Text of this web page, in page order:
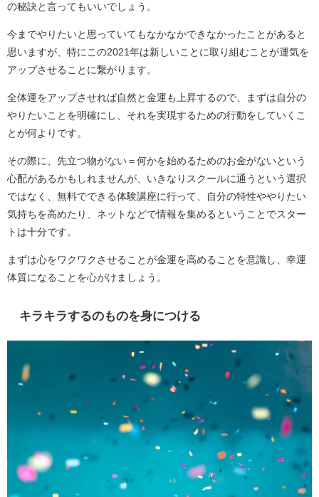
の秘訣と言ってもいいでしょう。
今までやりたいと思っていてもなかなかできなかったことがあると
思いますが、特にこの2021年は新しいことに取り組むことが運気を
アップさせることに繋がります。
全体運をアップさせれば自然と金運も上昇するので、まずは自分の
やりたいことを明確にし、それを実現するための行動をしていくこ
とが何よりです。
その際に、先立つ物がない＝何かを始めるためのお金がないという
心配があるかもしれませんが、いきなりスクールに通うという選択
ではなく、無料でできる体験講座に行って、自分の特性ややりたい
気持ちを高めたり、ネットなどで情報を集めるということでスター
トは十分です。
まずは心をワクワクさせることが金運を高めることを意識し、幸運
体質になることを心がけましょう。
キラキラするのものを身につける